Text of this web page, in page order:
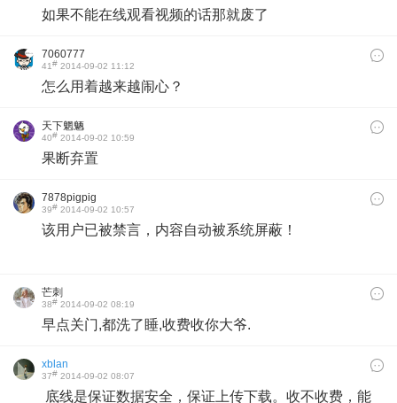
如果不能在线观看视频的话那就废了
7060777
41# 2014-09-02 11:12
怎么用着越来越闹心？
天下魍魉
40# 2014-09-02 10:59
果断弃置
7878pigpig
39# 2014-09-02 10:57
该用户已被禁言，内容自动被系统屏蔽！
芒刺
38# 2014-09-02 08:19
早点关门,都洗了睡,收费收你大爷.
xblan
37# 2014-09-02 08:07
底线是保证数据安全，保证上传下载。收不收费，能